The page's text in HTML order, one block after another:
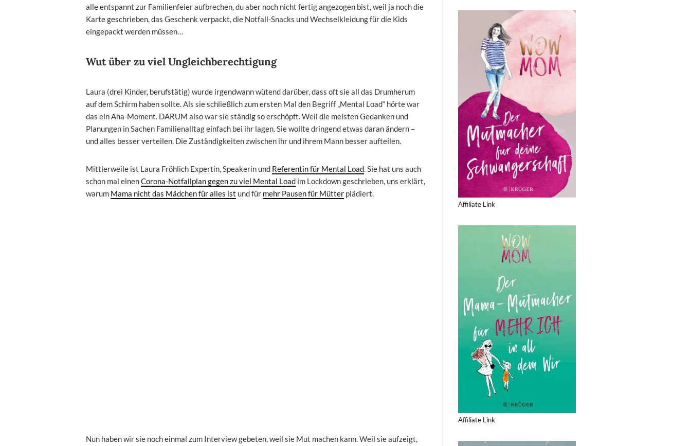
alle entspannt zur Familienfeier aufbrechen, du aber noch nicht fertig angezogen bist, weil ja noch die
Karte geschrieben, das Geschenk verpackt, die Notfall-Snacks und Wechselkleidung für die Kids
eingepackt werden müssen…
Wut über zu viel Ungleichberechtigung
Laura (drei Kinder, berufstätig) wurde irgendwann wütend darüber, dass oft sie all das Drumherum
auf dem Schirm haben sollte. Als sie schließlich zum ersten Mal den Begriff „Mental Load“ hörte war
das ein Aha-Moment. DARUM also war sie ständig so erschöpft. Weil die meisten Gedanken und
Planungen in Sachen Familienalltag einfach bei ihr lagen. Sie wollte dringend etwas daran ändern –
und alles besser verteilen. Die Zuständigkeiten zwischen ihr und ihrem Mann besser aufteilen.
Mittlerweile ist Laura Fröhlich Expertin, Speakerin und Referentin für Mental Load. Sie hat uns auch
schon mal einenCorona-Notfallplan gegen zu viel Mental Load im Lockdown geschrieben, uns erklärt,
warum Mama nicht das Mädchen für alles ist und für mehr Pausen für Mütter plädiert.
Nun haben wir sie noch einmal zum Interview gebeten, weil sie Mut machen kann. Weil sie aufzeigt,
Affiliate Link
Affiliate Link